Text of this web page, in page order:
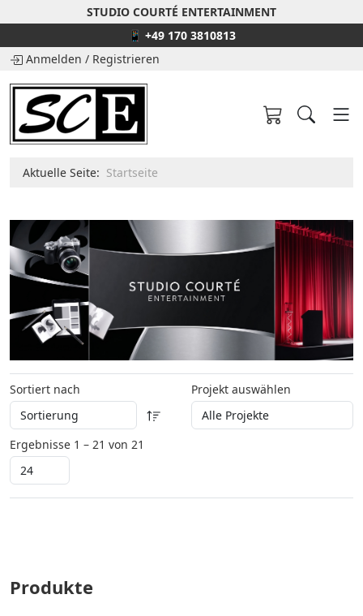
STUDIO COURTÉ ENTERTAINMENT
📱 +49 170 3810813
Anmelden / Registrieren
Aktuelle Seite: Startseite
Sortiert nach Projekt auswählen
Ergebnisse 1 – 21 von 21
Produkte